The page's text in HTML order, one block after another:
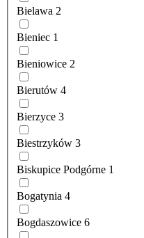
Bielawa 2
Bieniec 1
Bieniowice 2
Bierutów 4
Bierzyce 3
Biestrzyków 3
Biskupice Podgórne 1
Bogatynia 4
Bogdaszowice 6